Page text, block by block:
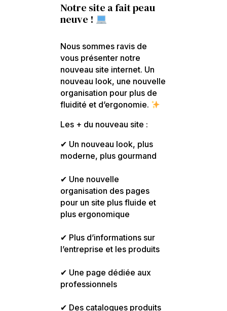
Notre site a fait peau
neuve !
Nous sommes ravis de
vous présenter notre
nouveau site internet. Un
nouveau look, une nouvelle
organisation pour plus de
fluidité et d’ergonomie.
Les + du nouveau site :
✔ Un nouveau look, plus
moderne, plus gourmand
✔ Une nouvelle
organisation des pages
pour un site plus fluide et
plus ergonomique
✔ Plus d’informations sur
l’entreprise et les produits
✔ Une page dédiée aux
professionnels
✔ Des catalogues produits